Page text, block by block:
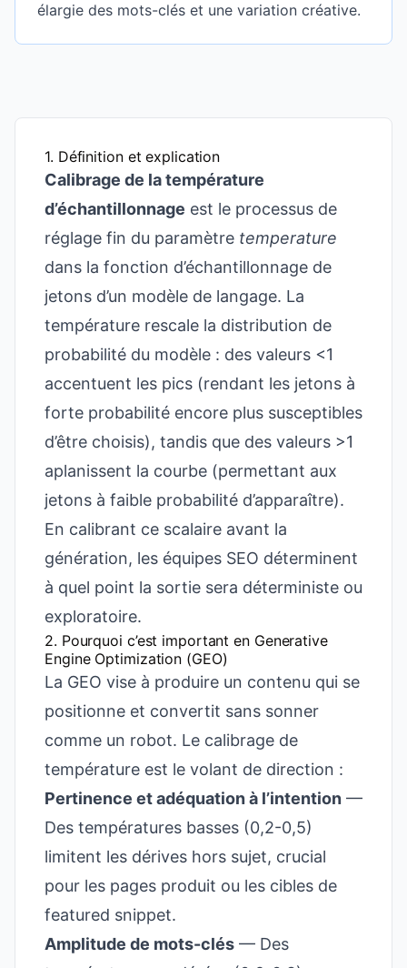
élargie des mots-clés et une variation créative.
1. Définition et explication
Calibrage de la température
d’échantillonnage est le processus de
réglage fin du paramètre temperature
dans la fonction d’échantillonnage de
jetons d’un modèle de langage. La
température rescale la distribution de
probabilité du modèle : des valeurs <1
accentuent les pics (rendant les jetons à
forte probabilité encore plus susceptibles
d’être choisis), tandis que des valeurs >1
aplanissent la courbe (permettant aux
jetons à faible probabilité d’apparaître).
En calibrant ce scalaire avant la
génération, les équipes SEO déterminent
à quel point la sortie sera déterministe ou
exploratoire.
2. Pourquoi c’est important en Generative
Engine Optimization (GEO)
La GEO vise à produire un contenu qui se
positionne et convertit sans sonner
comme un robot. Le calibrage de
température est le volant de direction :
Pertinence et adéquation à l’intention —
Des températures basses (0,2-0,5)
limitent les dérives hors sujet, crucial
pour les pages produit ou les cibles de
featured snippet.
Amplitude de mots-clés — Des